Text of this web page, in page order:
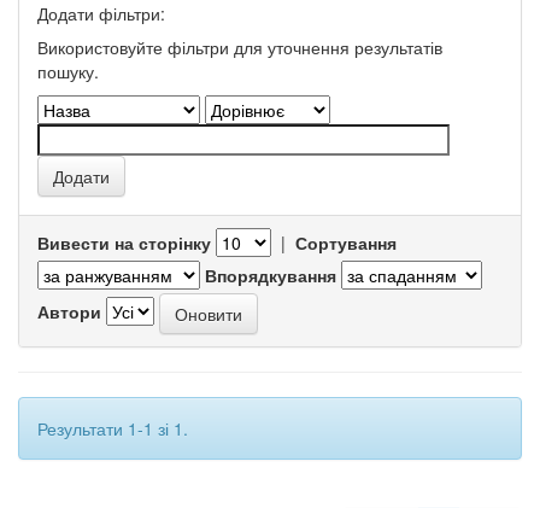
Додати фільтри:
Використовуйте фільтри для уточнення результатів
пошуку.
Вивести на сторінку | Сортування
Впорядкування
Автори
Результати 1-1 зі 1.